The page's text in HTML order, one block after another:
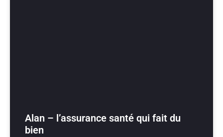
Alan – l’assurance santé qui fait du
bien